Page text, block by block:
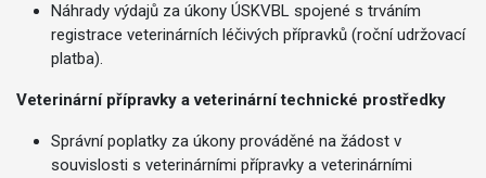
Náhrady výdajů za úkony ÚSKVBL spojené s trváním
registrace veterinárních léčivých přípravků (roční udržovací
platba).
Veterinární přípravky a veterinární technické prostředky
Správní poplatky za úkony prováděné na žádost v
souvislosti s veterinárními přípravky a veterinárními